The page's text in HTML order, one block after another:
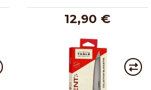
12,90 €